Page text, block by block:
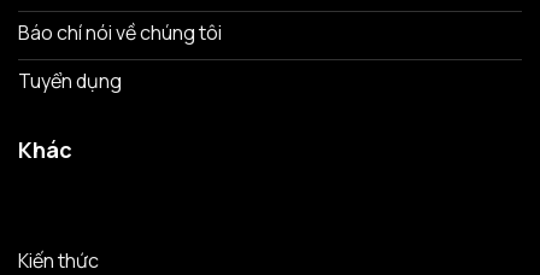
Báo chí nói về chúng tôi
Tuyển dụng
Khác
Kiến thức